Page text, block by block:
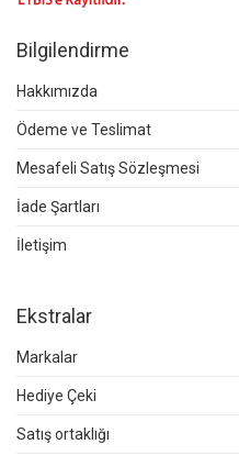
Bilgilendirme
Hakkımızda
Ödeme ve Teslimat
Mesafeli Satış Sözleşmesi
İade Şartları
İletişim
Ekstralar
Markalar
Hediye Çeki
Satış ortaklığı